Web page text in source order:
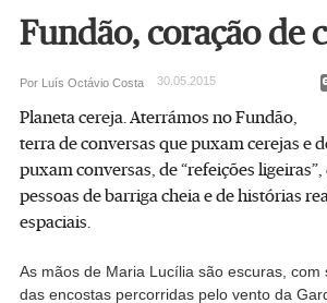
Fundão, coração de
Por Luís Octávio Costa 30.05.2015
Planeta cereja. Aterrámos no Fundão,
terra de conversas que puxam cerejas e
puxam conversas, de “refeições ligeiras”,
pessoas de barriga cheia e de histórias
espaciais.
As mãos de Maria Lucília são escuras, com
das encostas percorridas pelo vento da